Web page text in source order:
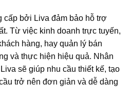
bởi Liva đảm bảo hỗ trợ
Từ việc kinh doanh trực tuyến,
hàng, hay quản lý bán
và thực hiện hiệu quả. Nhân
sẽ giúp nhu cầu thiết kế, tạo
trở nên đơn giản và dễ dàng